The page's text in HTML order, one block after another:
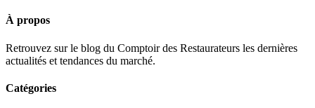
À propos
Retrouvez sur le blog du Comptoir des Restaurateurs les dernières
actualités et tendances du marché.
Catégories